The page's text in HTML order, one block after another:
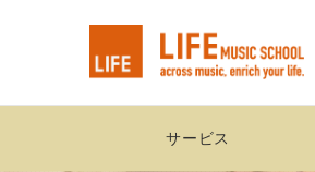
サービス